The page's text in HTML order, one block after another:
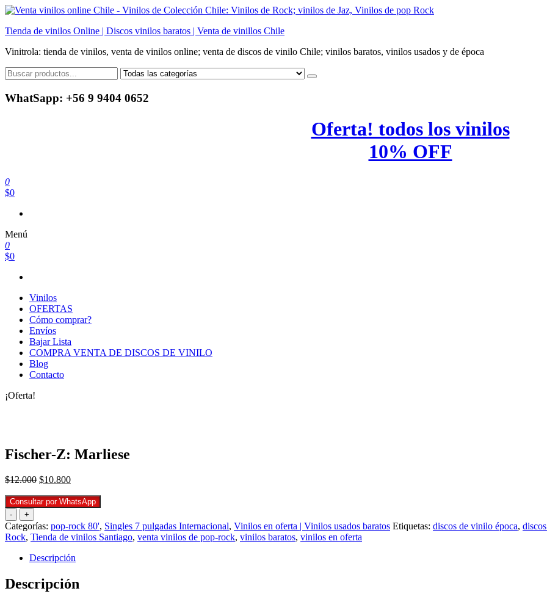
Saltar
contenido
Tienda de vinilos Online | Discos vinilos baratos | Venta de vinillos Chile
Vinitrola: tienda de vinilos, venta de vinilos online; venta de discos de vinilo Chile; vinilos baratos, vinilos usados y de época
WhatSapp: +56 9 9404 0652
Oferta! todos los vinilos
10% OFF
0
$0
Menú
0
$0
Vinilos
OFERTAS
Cómo comprar?
Envíos
Bajar Lista
COMPRA VENTA DE DISCOS DE VINILO
Blog
Contacto
¡Oferta!
Fischer-Z: Marliese
$12.000 El
original
$12.000.
$10.800El
actual
$10.800.
Consultar por WhatsApp
-
+
Categorías: pop-rock 80', Singles 7 pulgadas Internacional, Vinilos en oferta | Vinilos usados baratos Etiquetas: discos de vinilo época,
Rock, Tienda de vinilos Santiago, venta vinilos de pop-rock, vinilos baratos, vinilos en oferta
Descripción
Descripción